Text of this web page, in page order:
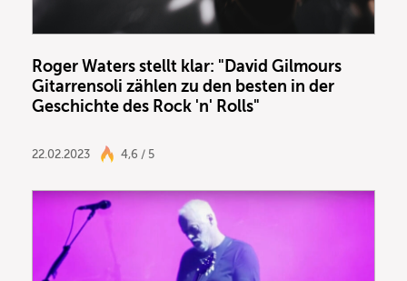
Roger Waters stellt klar: "David Gilmours
Gitarrensoli zählen zu den besten in der
Geschichte des Rock 'n' Rolls"
22.02.2023 4,6 / 5